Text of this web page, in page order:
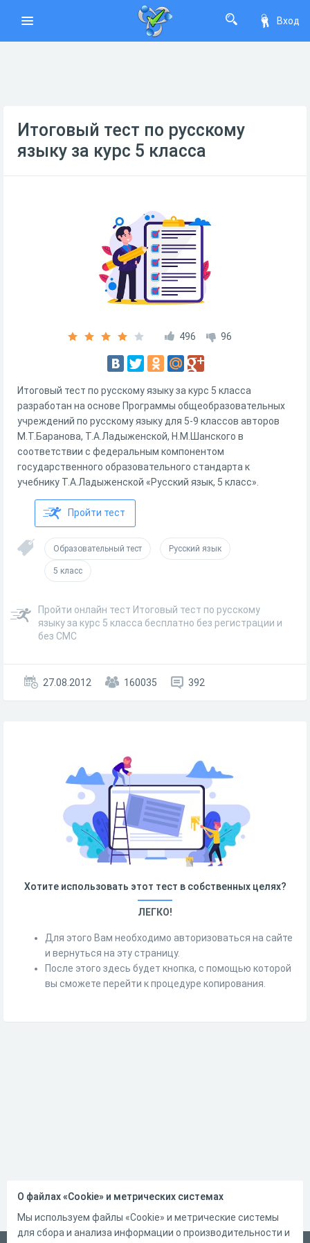
Вход
Итоговый тест по русскому
языку за курс 5 класса
496 96
Итоговый тест по русскому языку за курс 5 класса
разработан на основе Программы общеобразовательных
учреждений по русскому языку для 5-9 классов авторов
М.Т.Баранова, Т.А.Ладыженской, Н.М.Шанского в
соответствии с федеральным компонентом
государственного образовательного стандарта к
учебнику Т.А.Ладыженской «Русский язык, 5 класс».
Пройти тест
Образовательный тест Русский язык
5 класс
Пройти онлайн тест Итоговый тест по русскому
языку за курс 5 класса бесплатно без регистрации и
без СМС
27.08.2012 160035 392
Хотите использовать этот тест в собственных целях?
ЛЕГКО!
Для этого Вам необходимо авторизоваться на сайте
и вернуться на эту страницу.
После этого здесь будет кнопка, с помощью которой
вы сможете перейти к процедуре копирования.
О файлах «Cookie» и метрических системах
Мы используем файлы «Cookie» и метрические системы
для сбора и анализа информации о производительности и